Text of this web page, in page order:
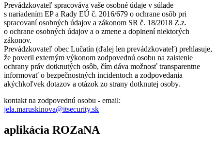
Prevádzkovateľ spracováva vaše osobné údaje v súlade
s nariadením EP a Rady EÚ č. 2016/679 o ochrane osôb pri
spracovaní osobných údajov a zákonom SR č. 18/2018 Z.z.
o ochrane osobných údajov a o zmene a doplnení niektorých
zákonov.
Prevádzkovateľ obec Lučatín (ďalej len prevádzkovateľ) prehlasuje,
že poveril externým výkonom zodpovednú osobu na zaistenie
ochrany práv dotknutých osôb, čím dáva možnosť transparentne
informovať o bezpečnostných incidentoch a zodpovedania
akýchkoľvek dotazov a otázok zo strany dotknutej osoby.
kontakt na zodpovednú osobu - email:
jela.maruskinova@itsecurity.sk
aplikácia ROZaNA